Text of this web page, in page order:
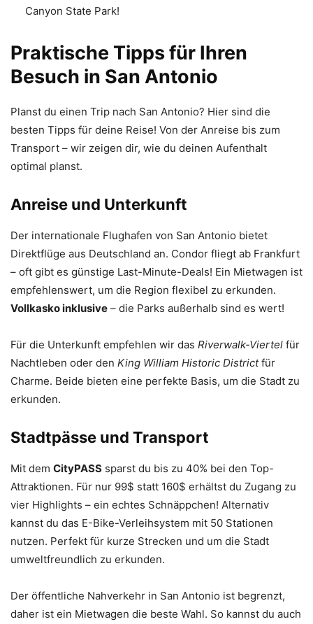
Canyon State Park!
Praktische Tipps für Ihren
Besuch in San Antonio
Planst du einen Trip nach San Antonio? Hier sind die
besten Tipps für deine Reise! Von der Anreise bis zum
Transport – wir zeigen dir, wie du deinen Aufenthalt
optimal planst.
Anreise und Unterkunft
Der internationale Flughafen von San Antonio bietet
Direktflüge aus Deutschland an. Condor fliegt ab Frankfurt
– oft gibt es günstige Last-Minute-Deals! Ein Mietwagen ist
empfehlenswert, um die Region flexibel zu erkunden.
Vollkasko inklusive – die Parks außerhalb sind es wert!
Für die Unterkunft empfehlen wir das Riverwalk-Viertel für
Nachtleben oder den King William Historic Districtfür
Charme. Beide bieten eine perfekte Basis, um die Stadt zu
erkunden.
Stadtpässe und Transport
Mit dem CityPASS sparst du bis zu 40% bei den Top-
Attraktionen. Für nur 99$ statt 160$ erhältst du Zugang zu
vier Highlights – ein echtes Schnäppchen! Alternativ
kannst du das E-Bike-Verleihsystem mit 50 Stationen
nutzen. Perfekt für kurze Strecken und um die Stadt
umweltfreundlich zu erkunden.
Der öffentliche Nahverkehr in San Antonio ist begrenzt,
daher ist ein Mietwagen die beste Wahl. So kannst du auch